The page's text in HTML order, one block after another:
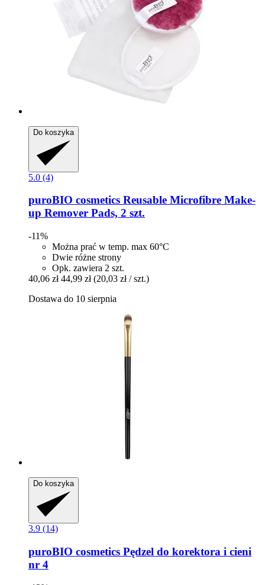
Do koszyka
5.0 (4)
puroBIO cosmetics Reusable Microfibre Make-​
up Remover Pads, 2 szt.
-11%
Można prać w temp. max 60°C
Dwie różne strony
Opk. zawiera 2 szt.
40,06 zł 44,99 zł (20,03 zł / szt.)
Dostawa do 10 sierpnia
Do koszyka
3.9 (14)
puroBIO cosmetics Pędzel do korektora i cieni
nr 4